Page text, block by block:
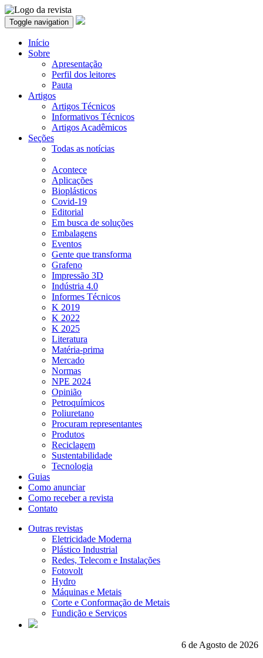
Toggle navigation
Início
Sobre
Apresentação
Perfil dos leitores
Pauta
Artigos
Artigos Técnicos
Informativos Técnicos
Artigos Acadêmicos
Seções
Todas as notícias
Acontece
Aplicações
Bioplásticos
Covid-19
Editorial
Em busca de soluções
Embalagens
Eventos
Gente que transforma
Grafeno
Impressão 3D
Indústria 4.0
Informes Técnicos
K 2019
K 2022
K 2025
Literatura
Matéria-prima
Mercado
Normas
NPE 2024
Opinião
Petroquímicos
Poliuretano
Procuram representantes
Produtos
Reciclagem
Sustentabilidade
Tecnologia
Guias
Como anunciar
Como receber a revista
Contato
Outras revistas
Eletricidade Moderna
Plástico Industrial
Redes, Telecom e Instalações
Fotovolt
Hydro
Máquinas e Metais
Corte e Conformação de Metais
Fundição e Serviços
6 de Agosto de 2026